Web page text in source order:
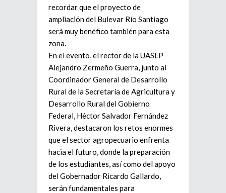
recordar que el proyecto de
ampliación del Bulevar Río Santiago
será muy benéfico también para esta
zona.
En el evento, el rector de la UASLP
Alejandro Zermeño Guerra, junto al
Coordinador General de Desarrollo
Rural de la Secretaría de Agricultura y
Desarrollo Rural del Gobierno
Federal, Héctor Salvador Fernández
Rivera, destacaron los retos enormes
que el sector agropecuario enfrenta
hacia el futuro, donde la preparación
de los estudiantes, así como del apoyo
del Gobernador Ricardo Gallardo,
serán fundamentales para